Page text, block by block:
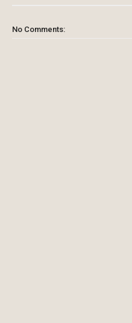
No Comments: